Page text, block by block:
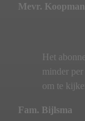
Mevr.
Het
minder
om te
Fam. Bijlsma